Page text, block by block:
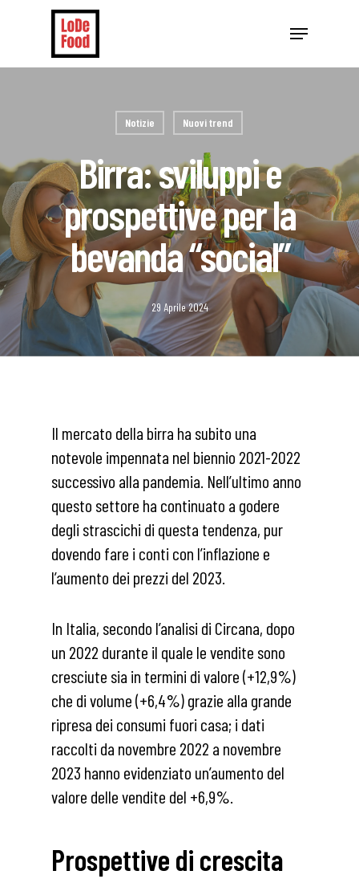
Menu
Notizie Nuovi trend
Birra: sviluppi e
prospettive per la
bevanda “social”
29 Aprile 2024
Il mercato della birra ha subito una
notevole impennata nel biennio 2021-2022
successivo alla pandemia. Nell’ultimo anno
questo settore ha continuato a godere
degli strascichi di questa tendenza, pur
dovendo fare i conti con l’inflazione e
l’aumento dei prezzi del 2023.
In Italia, secondo l’analisi di Circana, dopo
un 2022 durante il quale le vendite sono
cresciute sia in termini di valore (+12,9%)
che di volume (+6,4%) grazie alla grande
ripresa dei consumi fuori casa; i dati
raccolti da novembre 2022 a novembre
2023 hanno evidenziato un’aumento del
valore delle vendite del +6,9%.
Prospettive di crescita